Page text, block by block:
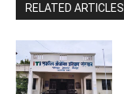
RELATED ARTICLES